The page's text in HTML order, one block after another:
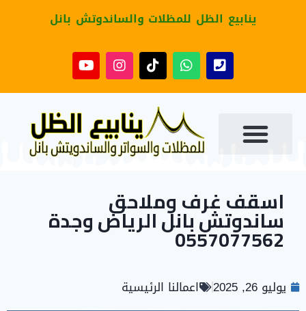
ينابيع الظل للمظلات والساندوتش بانل
اسقف غرف وملاحق
ساندوتش بانل الرياض وجدة
0557077562
يوليو 26, 2025 اعمالنا الرئيسية